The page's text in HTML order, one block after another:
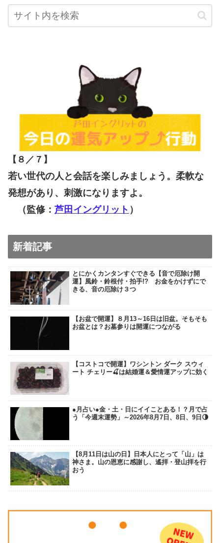
【８／７ 】
若い世代の人と会話を楽しみましょう。柔軟な
発想があり、刺激になりますよ。
（監修： 芦田イングリット ）
新着記事
とにかくカンタンすぐできる【音で厄除け開
運】風鈴・鈴根付・拍手!? お金をかけずにで
きる、音の厄除け３つ
【お盆で開運】８月13～16日は旧盆。そもそも
お盆とは？お墓参りは開運につながる
【コストコで開運】ワシントン ダーク スウィ
ート チェリー🍒は結婚運＆愛情運アップに効く
●月占い●金・土・日にイイことある！？月で占
う「今週末運勢」～2026年8月7日、8日、9日🌗
【8月11日は山の日】日本人にとって「山」は
神さま。山の恩恵に感謝し、遙拝・登山拝を行
おう